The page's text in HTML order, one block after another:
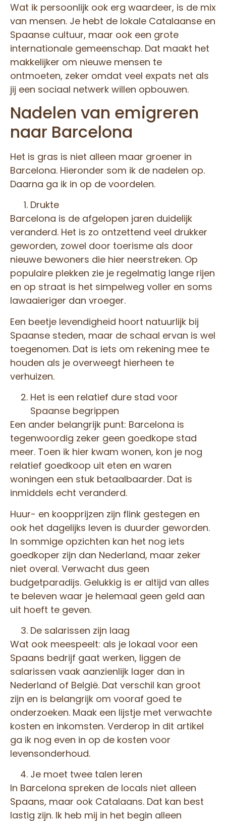
Wat ik persoonlijk ook erg waardeer, is de mix
van mensen. Je hebt de lokale Catalaanse en
Spaanse cultuur, maar ook een grote
internationale gemeenschap. Dat maakt het
makkelijker om nieuwe mensen te
ontmoeten, zeker omdat veel expats net als
jij een sociaal netwerk willen opbouwen.
Nadelen van emigreren
naar Barcelona
Het is gras is niet alleen maar groener in
Barcelona. Hieronder som ik de nadelen op.
Daarna ga ik in op de voordelen.
Drukte
Barcelona is de afgelopen jaren duidelijk
veranderd. Het is zo ontzettend veel drukker
geworden, zowel door toerisme als door
nieuwe bewoners die hier neerstreken. Op
populaire plekken zie je regelmatig lange rijen
en op straat is het simpelweg voller en soms
lawaaieriger dan vroeger.
Een beetje levendigheid hoort natuurlijk bij
Spaanse steden, maar de schaal ervan is wel
toegenomen. Dat is iets om rekening mee te
houden als je overweegt hierheen te
verhuizen.
Het is een relatief dure stad voor
Spaanse begrippen
Een ander belangrijk punt: Barcelona is
tegenwoordig zeker geen goedkope stad
meer. Toen ik hier kwam wonen, kon je nog
relatief goedkoop uit eten en waren
woningen een stuk betaalbaarder. Dat is
inmiddels echt veranderd.
Huur- en koopprijzen zijn flink gestegen en
ook het dagelijks leven is duurder geworden.
In sommige opzichten kan het nog iets
goedkoper zijn dan Nederland, maar zeker
niet overal. Verwacht dus geen
budgetparadijs. Gelukkig is er altijd van alles
te beleven waar je helemaal geen geld aan
uit hoeft te geven.
De salarissen zijn laag
Wat ook meespeelt: als je lokaal voor een
Spaans bedrijf gaat werken, liggen de
salarissen vaak aanzienlijk lager dan in
Nederland of België. Dat verschil kan groot
zijn en is belangrijk om vooraf goed te
onderzoeken. Maak een lijstje met verwachte
kosten en inkomsten. Verderop in dit artikel
ga ik nog even in op de kosten voor
levensonderhoud.
Je moet twee talen leren
In Barcelona spreken de locals niet alleen
Spaans, maar ook Catalaans. Dat kan best
lastig zijn. Ik heb mij in het begin alleen